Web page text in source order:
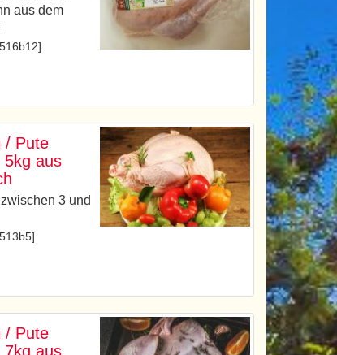
aus dem
/ Pute
aus
3 und
/ Pute
aus